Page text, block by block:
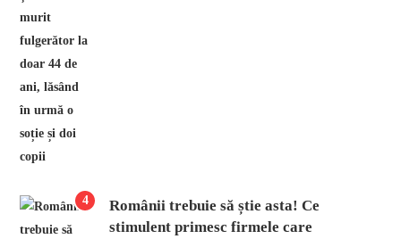
4
Românii trebuie să știe asta! Ce
stimulent primesc firmele care